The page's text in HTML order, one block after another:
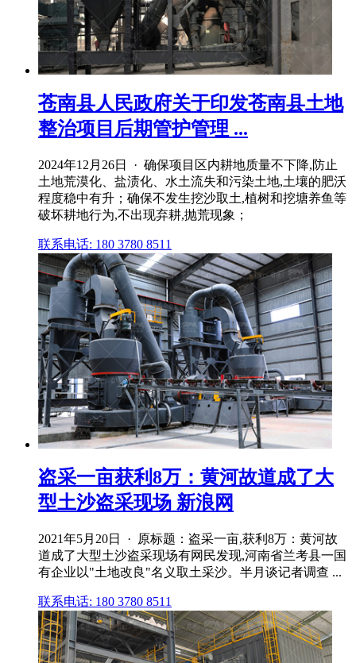
苍南县人民政府关于印发苍南县土地
整治项目后期管护管理 ...
2024年12月26日 · 确保项目区内耕地质量不下降,防止
土地荒漠化、盐渍化、水土流失和污染土地,土壤的肥沃
程度稳中有升；确保不发生挖沙取土,植树和挖塘养鱼等
破坏耕地行为,不出现弃耕,抛荒现象；
联系电话: 180 3780 8511
盗采一亩获利8万：黄河故道成了大
型土沙盗采现场 新浪网
2021年5月20日 · 原标题：盗采一亩,获利8万：黄河故
道成了大型土沙盗采现场有网民发现,河南省兰考县一国
有企业以"土地改良"名义取土采沙。半月谈记者调查 ...
联系电话: 180 3780 8511